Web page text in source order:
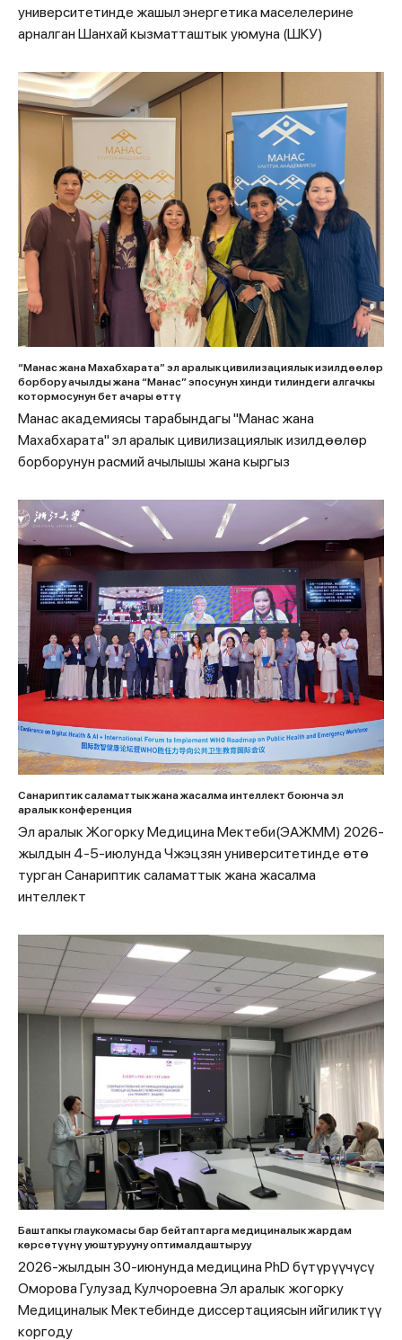
университетинде жашыл энергетика маселелерине
арналган Шанхай кызматташтык уюмуна (ШКУ)
“Манас жана Махабхарата” эл аралык цивилизациялык изилдөөлөр
борбору ачылды жана “Манас” эпосунун хинди тилиндеги алгачкы
котормосунун бет ачары өттү
Манас академиясы тарабындагы "Манас жана
Махабхарата" эл аралык цивилизациялык изилдөөлөр
борборунун расмий ачылышы жана кыргыз
Санариптик саламаттык жана жасалма интеллект боюнча эл
аралык конференция
Эл аралык Жогорку Медицина Мектеби(ЭАЖММ) 2026-
жылдын 4-5-июлунда Чжэцзян университетинде өтө
турган Санариптик саламаттык жана жасалма
интеллект
Баштапкы глаукомасы бар бейтаптарга медициналык жардам
көрсөтүүнү уюштурууну оптималдаштыруу
2026-жылдын 30-июнунда медицина PhD бүтүрүүчүсү
Оморова Гулузад Кулчороевна Эл аралык жогорку
Медициналык Мектебинде диссертациясын ийгиликтүү
коргоду